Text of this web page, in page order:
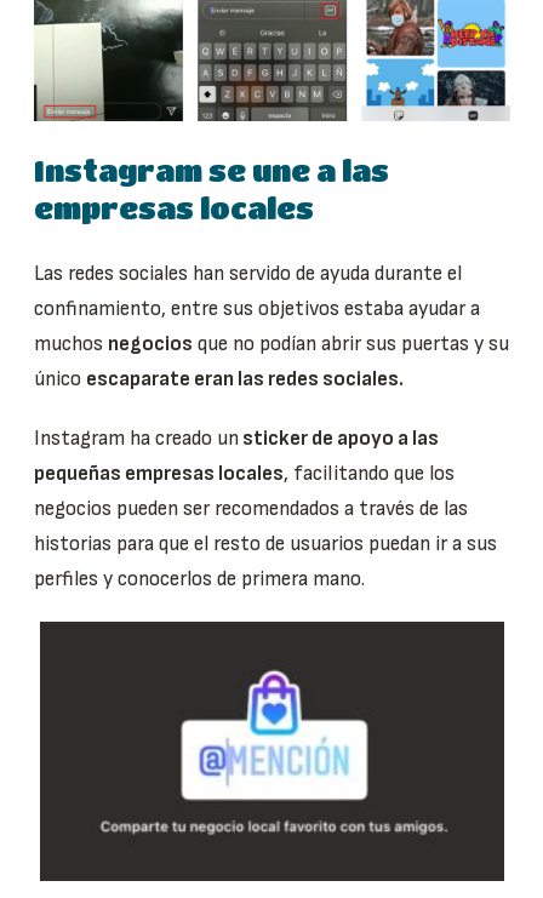
Instagram se une a las
empresas locales
Las redes sociales han servido de ayuda durante el
confinamiento, entre sus objetivos estaba ayudar a
muchos negocios que no podían abrir sus puertas y su
único escaparate eran las redes sociales.
Instagram ha creado unsticker de apoyo a las
pequeñas empresas locales, facilitando que los
negocios pueden ser recomendados a través de las
historias para que el resto de usuarios puedan ir a sus
perfiles y conocerlos de primera mano.